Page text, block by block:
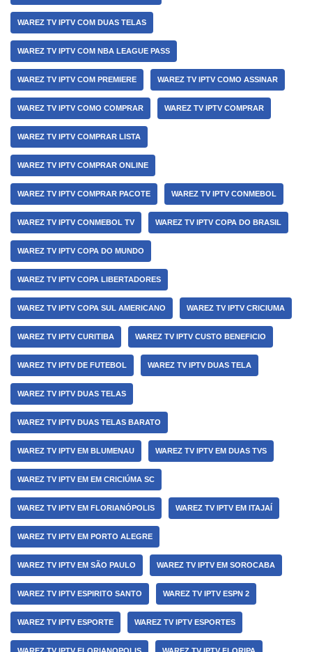
WAREZ TV IPTV COM DUAS TELAS
WAREZ TV IPTV COM NBA LEAGUE PASS
WAREZ TV IPTV COM PREMIERE WAREZ TV IPTV COMO ASSINAR
WAREZ TV IPTV COMO COMPRAR WAREZ TV IPTV COMPRAR
WAREZ TV IPTV COMPRAR LISTA
WAREZ TV IPTV COMPRAR ONLINE
WAREZ TV IPTV COMPRAR PACOTE WAREZ TV IPTV CONMEBOL
WAREZ TV IPTV CONMEBOL TV WAREZ TV IPTV COPA DO BRASIL
WAREZ TV IPTV COPA DO MUNDO
WAREZ TV IPTV COPA LIBERTADORES
WAREZ TV IPTV COPA SUL AMERICANO WAREZ TV IPTV CRICIUMA
WAREZ TV IPTV CURITIBA WAREZ TV IPTV CUSTO BENEFICIO
WAREZ TV IPTV DE FUTEBOL WAREZ TV IPTV DUAS TELA
WAREZ TV IPTV DUAS TELAS
WAREZ TV IPTV DUAS TELAS BARATO
WAREZ TV IPTV EM BLUMENAU WAREZ TV IPTV EM DUAS TVS
WAREZ TV IPTV EM EM CRICIÚMA SC
WAREZ TV IPTV EM FLORIANÓPOLIS WAREZ TV IPTV EM ITAJAÍ
WAREZ TV IPTV EM PORTO ALEGRE
WAREZ TV IPTV EM SÃO PAULO WAREZ TV IPTV EM SOROCABA
WAREZ TV IPTV ESPIRITO SANTO WAREZ TV IPTV ESPN 2
WAREZ TV IPTV ESPORTE WAREZ TV IPTV ESPORTES